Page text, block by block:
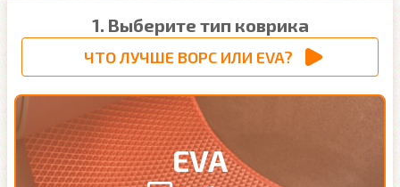
1. Выберите тип коврика
ЧТО ЛУЧШЕ ВОРС ИЛИ EVA?
EVA